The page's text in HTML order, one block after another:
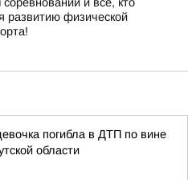
развитию физической
погибла в ДТП по вине
области